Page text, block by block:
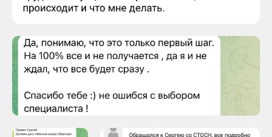
Вопрос можно отправить анонимно.
ЗАДАТЬ ВОПРОС